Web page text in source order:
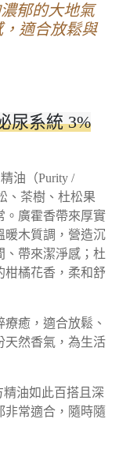
郁的大地氣
適合放鬆與
尿系統 3%
油（Purity /
、茶樹、杜松果
。廣霍香帶來厚實
暖木質調，營造沉
、帶來潔淨感；杜
柑橘花香，柔和舒
癒，適合放鬆、
天然香氣，為生活
精油如此百搭且深
非常適合，隨時隨